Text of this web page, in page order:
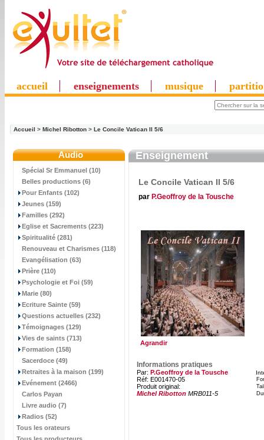
accueil enseignements musique
Accueil > Michel Ribotton > Le Concile Vatican II 5/6
Audio
Spécial Sr Emmanuel (10)
Belles productions (6)
Pour Enfants (102)
Jeunes (159)
Familles (292)
Eglise et Sacrements (223)
Spiritualité (281)
Renouveau et Charismes (118)
Evangélisation (63)
Prière (110)
Psychologie et Foi (59)
Marie (80)
Ecriture Sainte (59)
Questions actuelles (232)
Témoignages (129)
Vies de saints (713)
Formation (158)
Sacerdoce (49)
Retraites à la maison (199)
Evénement (2466)
Carlos Payan
Livre audio (7)
Radios (52)
Tous les orateurs
Enseignement
Le Concile Vatican II 5/6
par P.Geoffroy de la Tousche
Agrandir
Informations pratiques
Par: P.Geoffroy de la Tousche
Réf: E001470-05
Produit original:
Michel Ribotton MRB011-5